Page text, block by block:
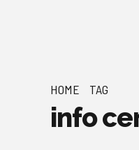
HOME TAG
info